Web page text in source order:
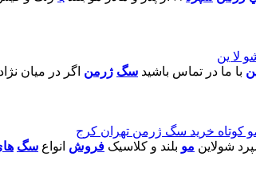
لا ين
با ما در تماس باشيد سگ ژرمن اگر در ميان
خريد سگ ژرمن تهران کرج
شولاين مو بلند و کلاسيک فروش انواع سگ